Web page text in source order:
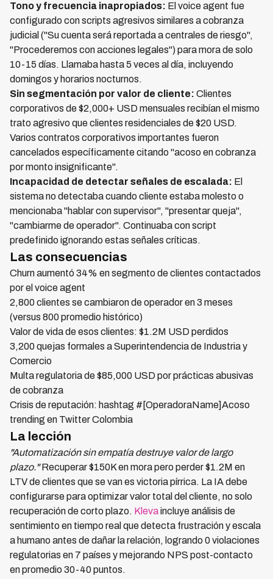
Tono y frecuencia inapropiados: El voice agent fue
configurado con scripts agresivos similares a cobranza
judicial ("Su cuenta será reportada a centrales de riesgo",
"Procederemos con acciones legales") para mora de solo
10-15 días. Llamaba hasta 5 veces al día, incluyendo
domingos y horarios nocturnos.
Sin segmentación por valor de cliente: Clientes
corporativos de $2,000+ USD mensuales recibían el mismo
trato agresivo que clientes residenciales de $20 USD.
Varios contratos corporativos importantes fueron
cancelados específicamente citando "acoso en cobranza
por monto insignificante".
Incapacidad de detectar señales de escalada: El
sistema no detectaba cuando cliente estaba molesto o
mencionaba "hablar con supervisor", "presentar queja",
"cambiarme de operador". Continuaba con script
predefinido ignorando estas señales críticas.
Las consecuencias
Churn aumentó 34% en segmento de clientes contactados
por el voice agent
2,800 clientes se cambiaron de operador en 3 meses
(versus 800 promedio histórico)
Valor de vida de esos clientes: $1.2M USD perdidos
3,200 quejas formales a Superintendencia de Industria y
Comercio
Multa regulatoria de $85,000 USD por prácticas abusivas
de cobranza
Crisis de reputación: hashtag #[OperadoraName]Acoso
trending en Twitter Colombia
La lección
"Automatización sin empatía destruye valor de largo
plazo."Recuperar $150K en mora pero perder $1.2M en
LTV de clientes que se van es victoria pírrica. La IA debe
configurarse para optimizar valor total del cliente, no solo
recuperación de corto plazo. Klevaincluye análisis de
sentimiento en tiempo real que detecta frustración y escala
a humano antes de dañar la relación, logrando 0 violaciones
regulatorias en 7 países y mejorando NPS post-contacto
en promedio 30-40 puntos.